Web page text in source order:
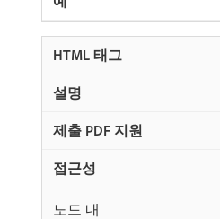
노드 내